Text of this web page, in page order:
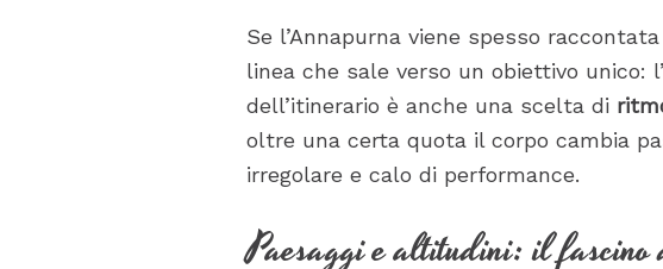
Se l’Annapurna viene spesso
linea che sale verso un obiettivo unico:
dell’itinerario è anche una scelta di
oltre una certa quota il corpo cambia
irregolare e calo di performance.
Paesaggi e altitudini: il fascino